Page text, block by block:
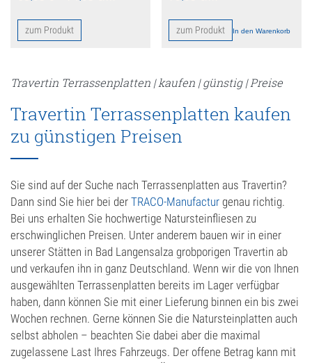
Terrassenplatten
Muschelkalk
Sandstein
Travertin
Verblender & Riemchen
Wandverkleidung
Waschbecken/Waschtisch
Zusatzprodukte
zum Produkt zum Produkt In den Warenkorb
Travertin Terrassenplatten | kaufen | günstig | Preise
Travertin Terrassenplatten kaufen
zu günstigen Preisen
Sie sind auf der Suche nach Terrassenplatten aus Travertin?
Dann sind Sie hier bei der TRACO-Manufactur genau richtig.
Bei uns erhalten Sie hochwertige Natursteinfliesen zu
erschwinglichen Preisen. Unter anderem bauen wir in einer
unserer Stätten in Bad Langensalza grobporigen Travertin ab
und verkaufen ihn in ganz Deutschland. Wenn wir die von Ihnen
ausgewählten Terrassenplatten bereits im Lager verfügbar
haben, dann können Sie mit einer Lieferung binnen ein bis zwei
Wochen rechnen. Gerne können Sie die Natursteinplatten auch
selbst abholen – beachten Sie dabei aber die maximal
zugelassene Last Ihres Fahrzeugs. Der offene Betrag kann mit